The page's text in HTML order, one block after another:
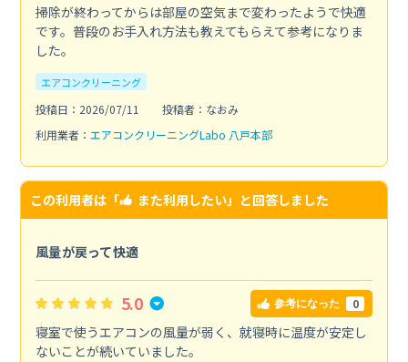
掃除が終わってからは部屋の空気まで変わったようで快適
です。普段のお手入れ方法も教えてもらえて参考になりま
した。
エアコンクリーニング
投稿日：2026/07/11
投稿者：なおみ
利用業者： エアコンクリーニングLabo 八戸本部
この利用者は「 また利用したい」と回答しました
風量が戻って快適
5.0 参考になった 0
寝室で使うエアコンの風量が弱く、就寝時に温度が安定し
ないことが続いていました。